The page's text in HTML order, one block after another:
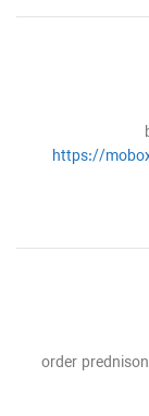
https://
order